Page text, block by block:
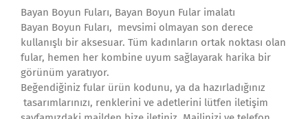
Bayan Boyun Fuları, Bayan Boyun Fular imalatı
Bayan Boyun Fuları, mevsimi olmayan son derece
kullanışlı bir aksesuar. Tüm kadınların ortak noktası olan
fular, hemen her kombine uyum sağlayarak harika bir
görünüm yaratıyor.
Beğendiğiniz fular ürün kodunu, ya da hazırladığınız
tasarımlarınızı, renklerini ve adetlerini lütfen iletişim